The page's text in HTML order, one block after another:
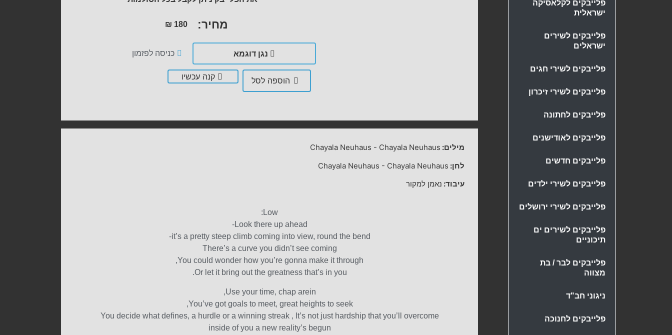
פלייבקים לקלאסיקה
ישראלית
פלייבקים לשירים
ישראלים
פלייבקים לשירי חגים
פלייבקים לשירי זיכרון
פלייבקים לחתונה
פלייבקים לאודישנים
פלייבקים חדשים
פלייבקים לשירי ילדים
פלייבקים לשירי ירושלים
פלייבקים לשירים ים
תיכוניים
פלייבקים לבר / בת
מצווה
ניגוני חב"ד
פלייבקים לחנוכה
מחיר: ₪ 180
נגן דוגמא כניסה לפזמון
הוספה לסל קנה עכשיו
מילים: Chayala Neuhaus - Chayala Neuhaus
לחן:
Chayala Neuhaus - Chayala Neuhaus
עיבוד: נאמן למקור
Low:
Look there up ahead-
it’s a pretty steep climb coming into view, round the bend-
There’s a curve you didn’t see coming
You could wonder how you’re gonna make it through,
Or let it bring out the greatness that’s in you.
Use your time, chap arein,
You’ve got goals to meet, great heights to seek,
You decide what defines, a hurdle or a winning streak , It’s not just hardship that you’ll overcome
inside of you a new reality’s begun